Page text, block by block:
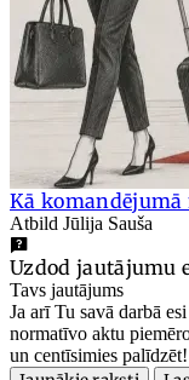
Kā komandējumā
Atbild Jūlija Sauša
Uzdod jautājumu
Tavs jautājums
Ja arī Tu savā darbā
normatīvo aktu
un centīsimies palīdzēt!